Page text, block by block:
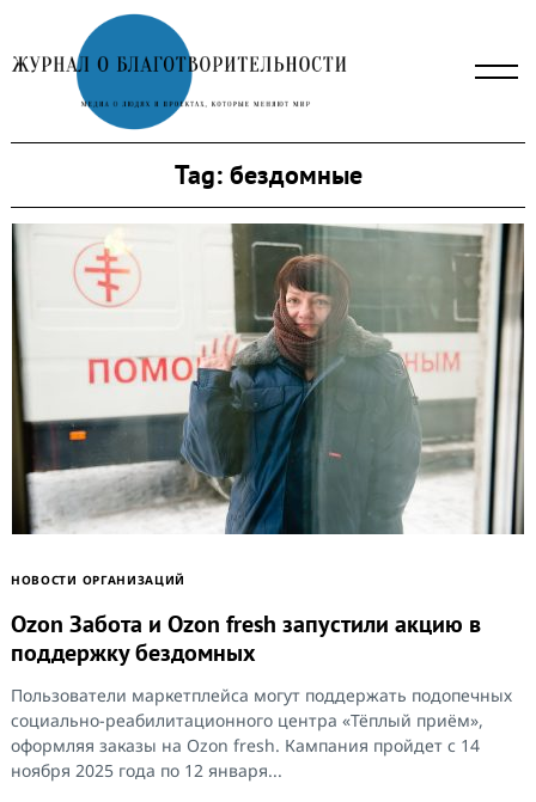
to
content
Tag:бездомные
НОВОСТИ ОРГАНИЗАЦИЙ
Ozon Забота и Ozon fresh запустили акцию в
поддержку бездомных
Пользователи маркетплейса могут поддержать подопечных
социально-реабилитационного центра «Тёплый приём»,
оформляя заказы на Ozon fresh. Кампания пройдет с 14
ноября 2025 года по 12 января...